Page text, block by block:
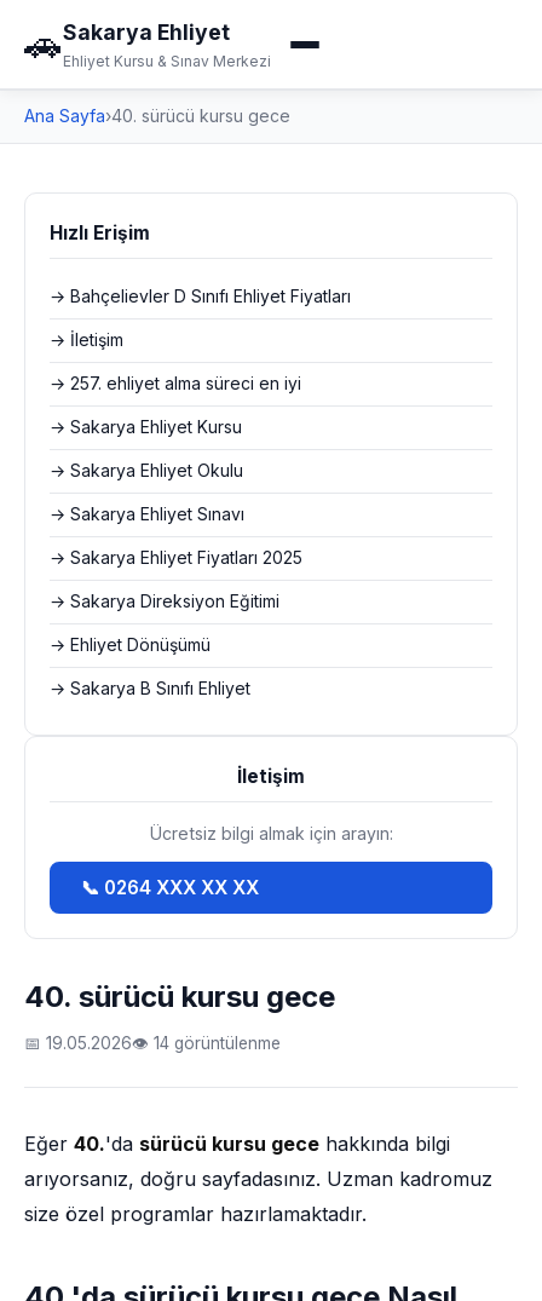
🚗Sakarya Ehliyet
Ehliyet Kursu & Sınav Merkezi
Ana Sayfa›40. sürücü kursu gece
40. sürücü kursu gece
📅 19.05.2026👁 14 görüntülenme
Eğer 40.'da sürücü kursu gece hakkında bilgi
arıyorsanız, doğru sayfadasınız. Uzman kadromuz
size özel programlar hazırlamaktadır.
Hızlı Erişim
→ Bahçelievler D Sınıfı Ehliyet Fiyatları
→ İletişim
→ 257. ehliyet alma süreci en iyi
→ Sakarya Ehliyet Kursu
→ Sakarya Ehliyet Okulu
→ Sakarya Ehliyet Sınavı
→ Sakarya Ehliyet Fiyatları 2025
→ Sakarya Direksiyon Eğitimi
→ Ehliyet Dönüşümü
→ Sakarya B Sınıfı Ehliyet
İletişim
Ücretsiz bilgi almak için arayın:
📞 0264 XXX XX XX